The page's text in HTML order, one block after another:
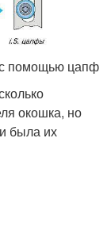
с помощью цапф
окошка, но
была их